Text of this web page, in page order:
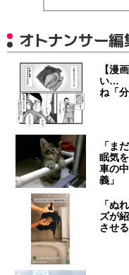
オトナンサー
【漫
い…
ね「
「ま
眠気
車の
義」
「ぬ
ズが
させ